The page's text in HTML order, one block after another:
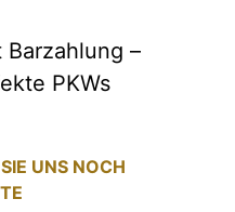
–
PKWs
UNS NOCH